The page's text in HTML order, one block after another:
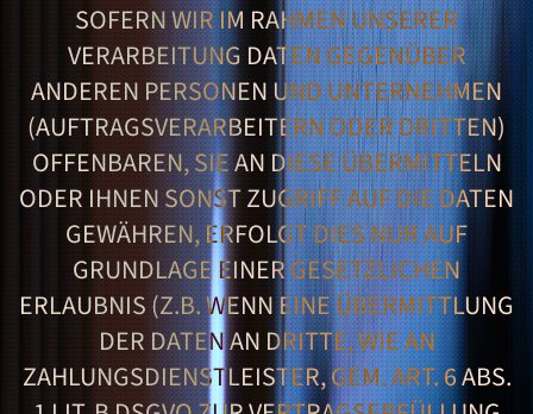
SOFERN WIR IM RAHMEN UNSERER
VERARBEITUNG DATEN GEGENÜBER
ANDEREN PERSONEN UND UNTERNEHMEN
(AUFTRAGSVERARBEITERN ODER DRITTEN)
OFFENBAREN, SIE AN DIESE ÜBERMITTELN
ODER IHNEN SONST ZUGRIFF AUF DIE DATEN
GEWÄHREN, ERFOLGT DIES NUR AUF
GRUNDLAGE EINER GESETZLICHEN
ERLAUBNIS (Z.B. WENN EINE ÜBERMITTLUNG
DER DATEN AN DRITTE, WIE AN
ZAHLUNGSDIENSTLEISTER, GEM. ART. 6 ABS.